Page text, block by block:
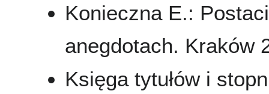
Konieczna E.:
anegdotach. Kraków
Księga tytułów i